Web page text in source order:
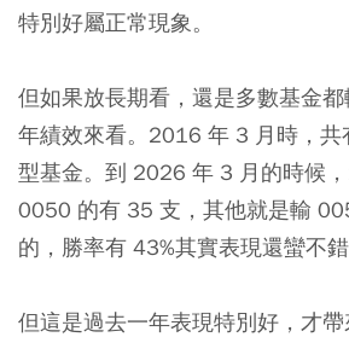
特別好屬正常現象。
但如果放長期看，還是多數基金
年績效來看。2016 年 3 月時，
型基金。到 2026 年 3 月的時候
0050 的有 35 支，其他就是輸
的，勝率有 43%其實表現還蠻不錯
但這是過去一年表現特別好，才